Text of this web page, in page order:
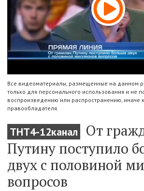
Все видеоматериалы, размещенные на данном
только для персонального использования и не
воспроизведению или распространению, иначе
правообладателя.
ТНТ4-12канал
От
Путину поступило
двух с половиной
вопросов